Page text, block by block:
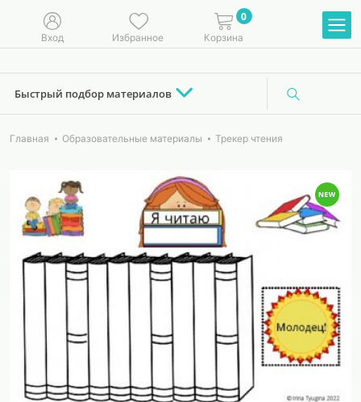
Вход Избранное
0
Корзина
Быстрый подбор материалов
Главная Образовательные материалы Трекер чтения